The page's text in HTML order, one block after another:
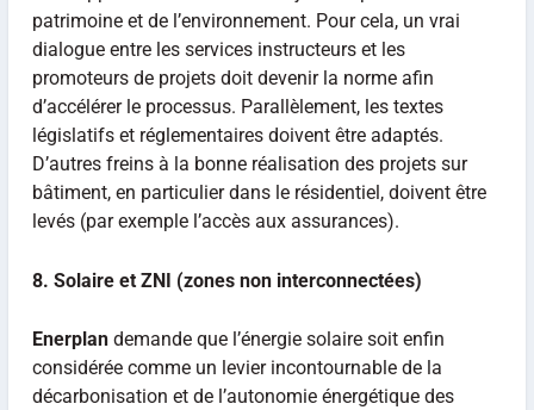
patrimoine et de l’environnement. Pour cela, un vrai
dialogue entre les services instructeurs et les
promoteurs de projets doit devenir la norme afin
d’accélérer le processus. Parallèlement, les textes
législatifs et réglementaires doivent être adaptés.
D’autres freins à la bonne réalisation des projets sur
bâtiment, en particulier dans le résidentiel, doivent être
levés (par exemple l’accès aux assurances).
8. Solaire et ZNI (zones non interconnectées)
Enerplandemande que l’énergie solaire soit enfin
considérée comme un levier incontournable de la
décarbonisation et de l’autonomie énergétique des